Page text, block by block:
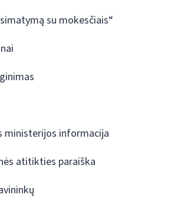
su mokesčiais“
ministerijos informacija
atitikties paraiška